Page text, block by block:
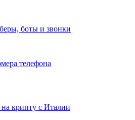
боты и звонки
телефона
крипту с Италии